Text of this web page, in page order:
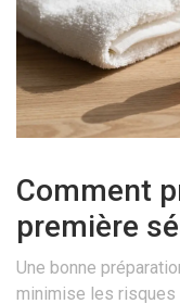
Comment
première
Une bonne
minimise les risques